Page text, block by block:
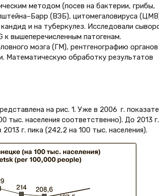
методом (посев на бактерии, грибы,
(ВЭБ), цитомегаловируса
и на туберкулез. Исследовали
вышеперечисленным патогенам.
мозга (ГМ), рентгенографию органов
Математическую обработку результатов
на рис. 1. Уже в 2006 г.
тыс. населения соответственно). До 2013 г.
г. пика (242,2 на 100 тыс. населения).